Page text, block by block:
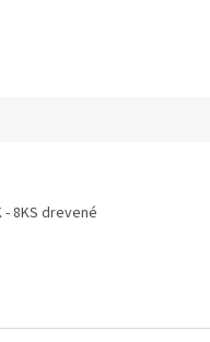
- 8KS drevené